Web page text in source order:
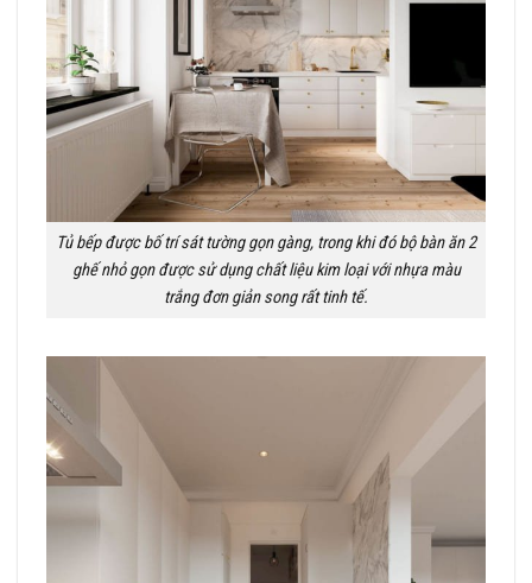
Tủ bếp được bố trí sát tường gọn gàng, trong khi đó bộ bàn ăn 2
ghế nhỏ gọn được sử dụng chất liệu kim loại với nhựa màu
trắng đơn giản song rất tinh tế.